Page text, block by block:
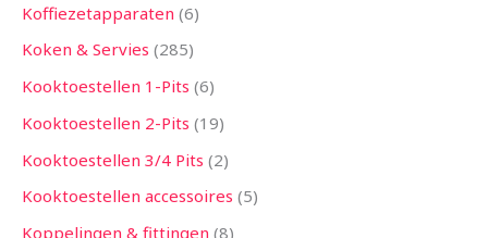
Koffiezetapparaten 6
Koken & Servies 285
Kooktoestellen 1-Pits 6
Kooktoestellen 2-Pits 19
Kooktoestellen 3/4 Pits 2
Kooktoestellen accessoires 5
Koppelingen & fittingen 8